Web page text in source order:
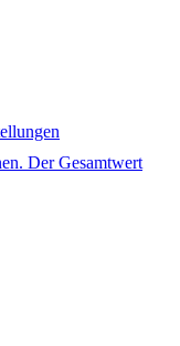
Der Gesamtwert